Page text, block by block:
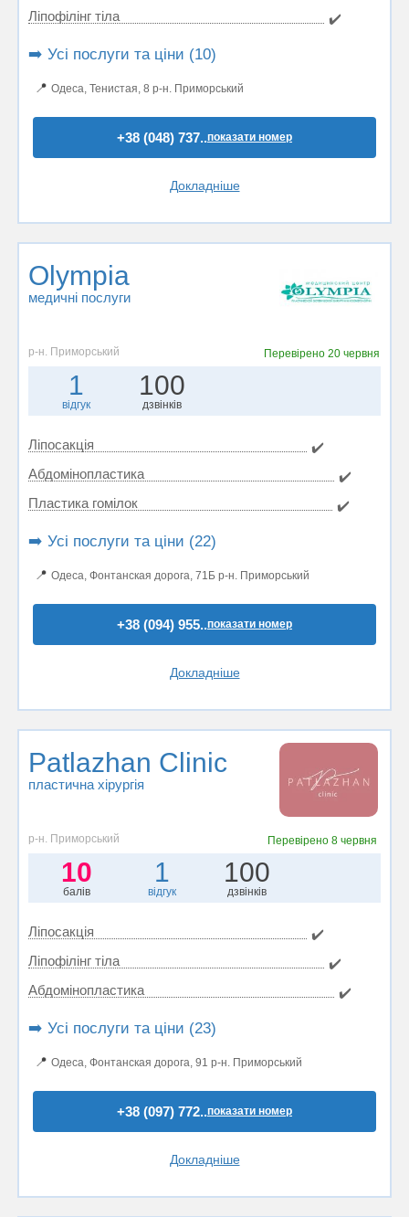
Ліпофілінг тіла ✔️
➡️ Усі послуги та ціни (10)
📍 Одеса, Тенистая, 8 р-н. Приморський
+38 (048) 737..показати номер
Докладніше
Olympia
медичні послуги
р-н. Приморський Перевірено20 червня
1
відгук
100
дзвінків
Ліпосакція
✔️
Абдомінопластика
✔️
Пластика гомілок
✔️
➡️ Усі послуги та ціни (22)
📍 Одеса, Фонтанская дорога, 71Б р-н. Приморський
+38 (094) 955..показати номер
Докладніше
Patlazhan Clinic
пластична хірургія
р-н. Приморський Перевірено 8 червня
10
балів
1
відгук
100
дзвінків
Ліпосакція
✔️
Ліпофілінг тіла
✔️
Абдомінопластика
✔️
➡️ Усі послуги та ціни (23)
📍 Одеса, Фонтанская дорога, 91 р-н. Приморський
+38 (097) 772..показати номер
Докладніше